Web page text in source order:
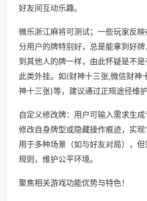
好友间互动乐趣。
微乐浙江麻将可测试；一些玩家反
分用户的牌特别好，总是能拿到好
到其他人的牌一样，由此怀疑是不
此类外挂。如(财神十三张,微信财神
神十三张)等，建议通过正规途径维护
自定义修改牌：用户可输入需求生成
修改自身牌型或隐藏操作痕迹，实现
用于多种场景（如与好友对局），
规则，维护公平环境。
聚焦相关游戏功能优势与特色！